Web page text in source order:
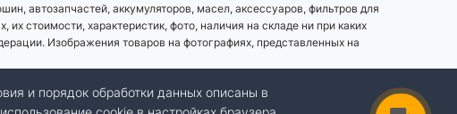
автозапчастей, аккумуляторов, масел, аксессуаров, фильтров для
стоимости, характеристик, фото, наличия на складе ни при каких
Изображения товаров на фотографиях, представленных на
и порядок обработки данных описаны в